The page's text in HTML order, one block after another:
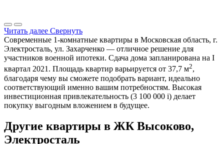
Читать далее Свернуть
Современные 1-комнатные квартиры в Московская область, г.
Электросталь, ул. Захарченко — отличное решение для
участников военной ипотеки. Сдача дома запланирована на I
квартал 2021. Площадь квартир варьируется от 37,7 м2,
благодаря чему вы сможете подобрать вариант, идеально
соответствующий именно вашим потребностям. Высокая
инвестиционная привлекательность (3 100 000 i) делает
покупку выгодным вложением в будущее.
Другие квартиры в ЖК Высоково,
Электросталь